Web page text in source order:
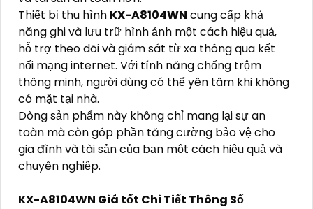
Thiết bị thu hình KX-A8104WN cung cấp khả
năng ghi và lưu trữ hình ảnh một cách hiệu quả,
hỗ trợ theo dõi và giám sát từ xa thông qua kết
nối mạng internet. Với tính năng chống trộm
thông minh, người dùng có thể yên tâm khi không
có mặt tại nhà.
Dòng sản phẩm này không chỉ mang lại sự an
toàn mà còn góp phần tăng cường bảo vệ cho
gia đình và tài sản của bạn một cách hiệu quả và
chuyên nghiệp.
KX-A8104WN Giá tốt Chi Tiết Thông Số